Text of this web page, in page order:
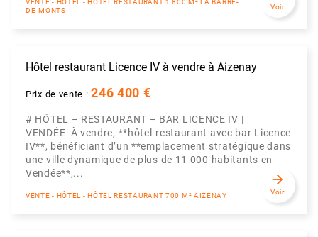
DE-MONTS
Voir
Hôtel restaurant Licence IV à vendre à Aizenay
Prix de vente :246 400 €
# HÔTEL – RESTAURANT – BAR LICENCE IV |
VENDÉE À vendre, **hôtel-restaurant avec bar Licence
IV**, bénéficiant d’un **emplacement stratégique dans
une ville dynamique de plus de 11 000 habitants en
Vendée**,...
VENTE - HÔTEL - HÔTEL RESTAURANT 700 M² AIZENAY
arrow_forward
Voir